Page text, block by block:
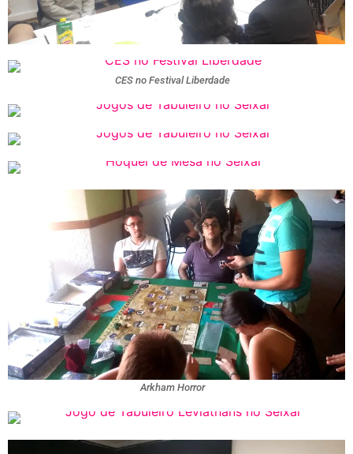
CES no Festival Liberdade
Arkham Horror